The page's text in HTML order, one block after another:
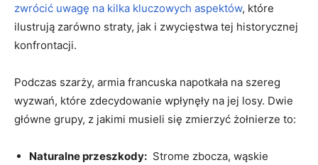
zwrócić uwagę na kilka kluczowych aspektów,​ które
ilustrują zarówno straty, jak ⁤i ‌zwycięstwa tej ⁣historycznej⁢
konfrontacji.
Podczas szarży, armia francuska napotkała na‍ szereg
wyzwań, które ​zdecydowanie wpłynęły na jej losy. Dwie
główne grupy, z jakimi musieli się zmierzyć żołnierze‌ to:
Naturalne przeszkody: ⁤ Strome zbocza, wąskie